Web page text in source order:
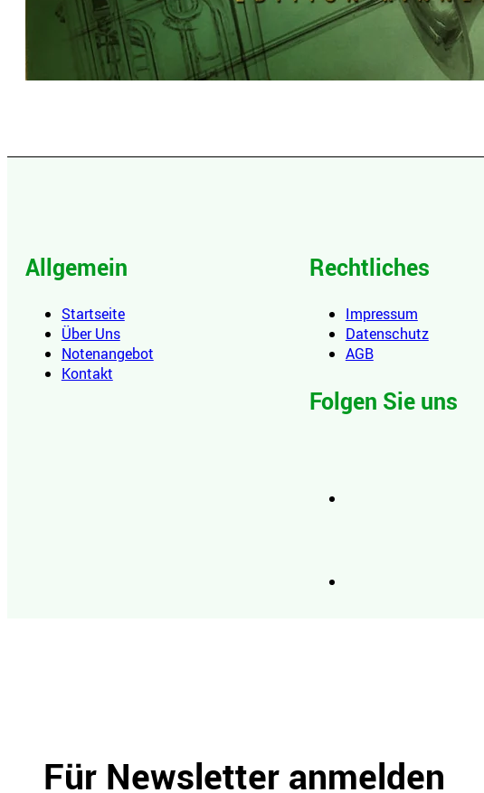
Allgemein
Startseite
Über Uns
Notenangebot
Kontakt
Rechtliches
Impressum
Datenschutz
AGB
Folgen Sie uns
Für Newsletter anmelden